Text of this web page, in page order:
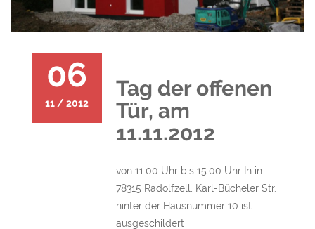
06
11 / 2012
Tag der offenen
Tür, am
11.11.2012
von 11:00 Uhr bis 15:00 Uhr In in
78315 Radolfzell, Karl-Bücheler Str.
hinter der Hausnummer 10 ist
ausgeschildert